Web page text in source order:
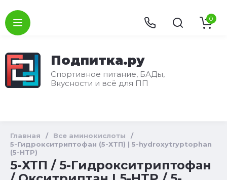
Подпитка.ру
Спортивное питание, БАДы,
Вкусности и всё для ПП
0
Главная / Все аминокислоты
/
5-Гидрокситриптофан (5-ХТП) | 5-hydroxytryptophan
(5-HTP)
5-ХТП / 5-Гидрокситриптофан